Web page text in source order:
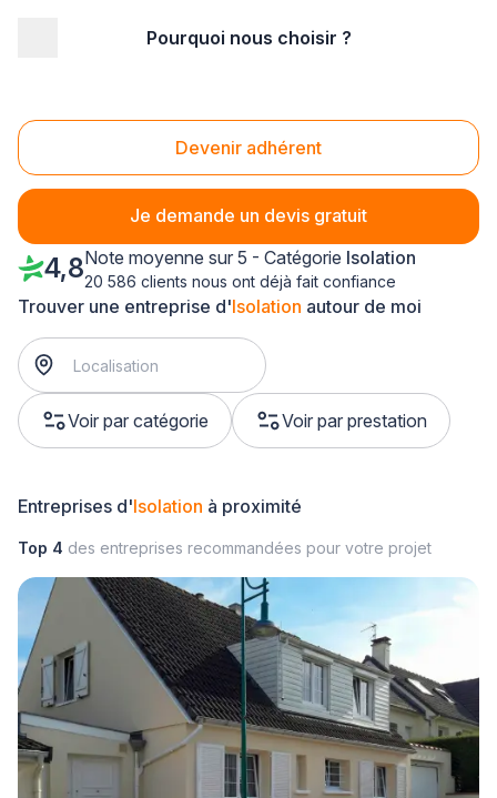
Pourquoi nous choisir ?
Devenir adhérent
Je demande un devis gratuit
Isolation Châlons-en-Champagne (51000)
Trouver une entreprise d'Isolation autour de moi
Voir par catégorie Voir par prestation
4,8Note moyenne sur 5 - Catégorie Isolation
20 586 clients nous ont déjà fait confiance
Entreprises d'Isolation à proximité
Top 4 des entreprises recommandées pour votre projet